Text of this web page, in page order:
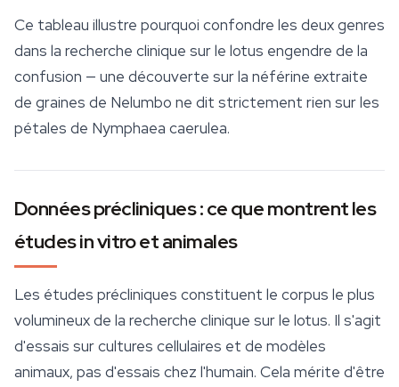
Ce tableau illustre pourquoi confondre les deux genres
dans la recherche clinique sur le lotus engendre de la
confusion — une découverte sur la néférine extraite
de graines de Nelumbo ne dit strictement rien sur les
pétales de Nymphaea caerulea.
Données précliniques : ce que montrent les
études in vitro et animales
Les études précliniques constituent le corpus le plus
volumineux de la recherche clinique sur le lotus. Il s'agit
d'essais sur cultures cellulaires et de modèles
animaux, pas d'essais chez l'humain. Cela mérite d'être